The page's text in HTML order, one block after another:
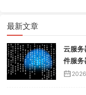
最新文章
云服
件服务